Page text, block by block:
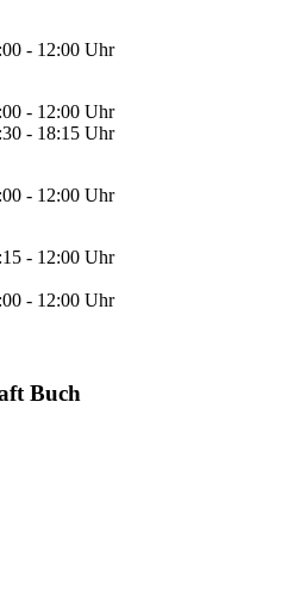
- 12:00 Uhr
- 12:00 Uhr
- 18:15 Uhr
- 12:00 Uhr
- 12:00 Uhr
- 12:00 Uhr
Buch